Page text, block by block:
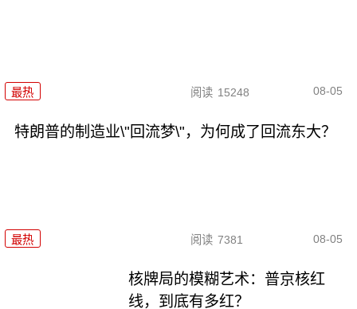
最热 阅读 15248 08-05
特朗普的制造业\"回流梦\"，为何成了回流东大？
最热 阅读 7381 08-05
核牌局的模糊艺术：普京核红
线，到底有多红？